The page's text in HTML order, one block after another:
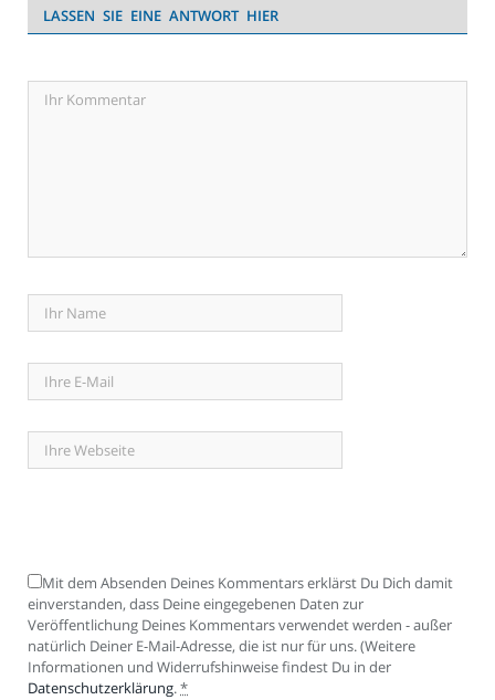
LASSEN SIE EINE ANTWORT HIER
Mit dem Absenden Deines Kommentars erklärst Du Dich damit
einverstanden, dass Deine eingegebenen Daten zur
Veröffentlichung Deines Kommentars verwendet werden - außer
natürlich Deiner E-Mail-Adresse, die ist nur für uns. (Weitere
Informationen und Widerrufshinweise findest Du in der
Datenschutzerklärung.*